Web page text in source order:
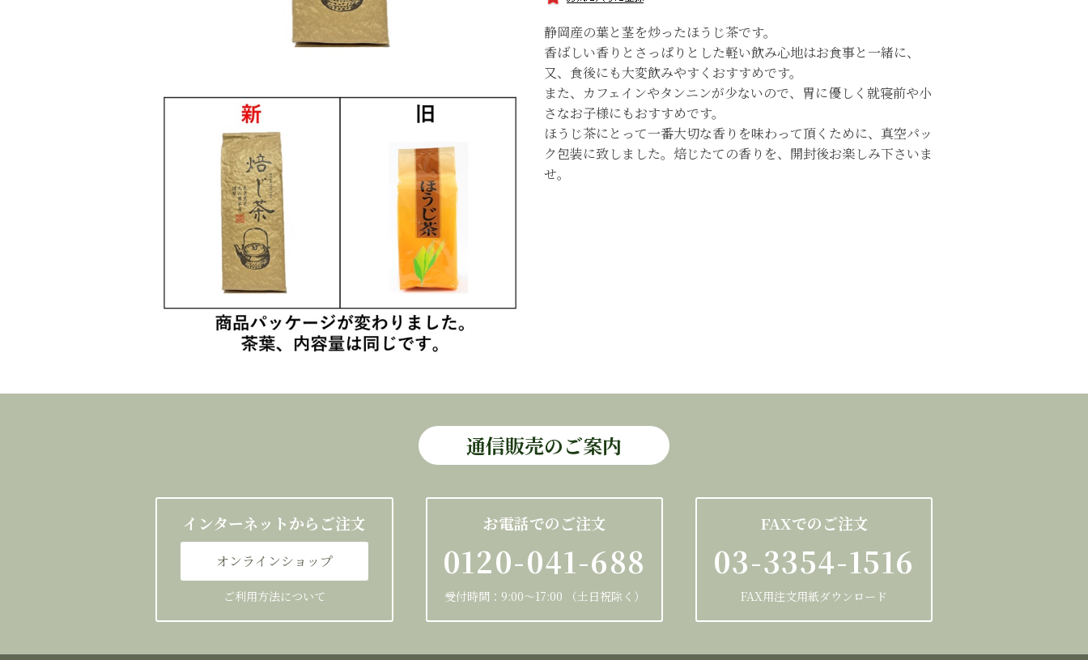
静岡産の葉と茎を炒ったほうじ茶です。
香ばしい香りとさっぱりとした軽い飲み心地はお食事と一緒に、
又、食後にも大変飲みやすくおすすめです。
また、カフェインやタンニンが少ないので、胃に優しく就寝前や小
さなお子様にもおすすめです。
ほうじ茶にとって一番大切な香りを味わって頂くために、真空パッ
ク包装に致しました。焙じたての香りを、開封後お楽しみ下さいま
せ。
通信販売のご案内
インターネットからご注文
オンラインショップ
ご利用方法について
お電話でのご注文
0120-041-688
受付時間：9:00～17:00 （土日祝除く）
FAXでのご注文
03-3354-1516
FAX用注文用紙ダウンロード